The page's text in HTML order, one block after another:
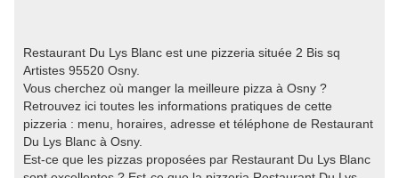
Restaurant Du Lys Blanc est une pizzeria située 2 Bis sq
Artistes 95520 Osny.
Vous cherchez où manger la meilleure pizza à Osny ?
Retrouvez ici toutes les informations pratiques de cette
pizzeria : menu, horaires, adresse et téléphone de Restaurant
Du Lys Blanc à Osny.
Est-ce que les pizzas proposées par Restaurant Du Lys Blanc